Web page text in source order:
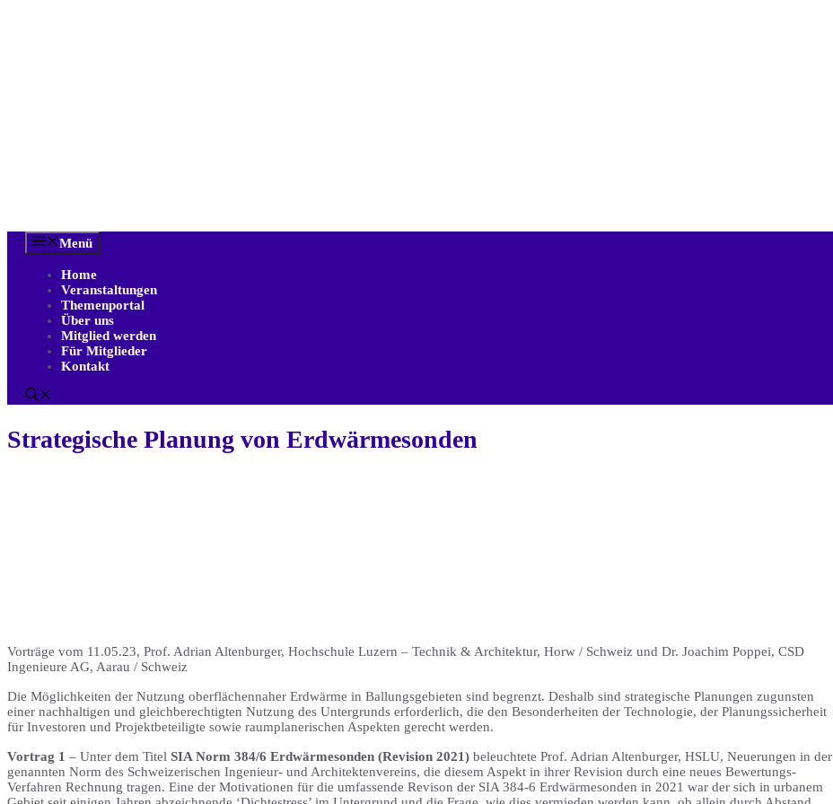
Menü
Home
Veranstaltungen
Themenportal
Über uns
Mitglied werden
Für Mitglieder
Kontakt
Strategische Planung von Erdwärmesonden
Vorträge vom 11.05.23, Prof. Adrian Altenburger, Hochschule Luzern – Technik & Architektur, Horw / Schweiz und Dr. Joachim Poppei, CSD
Ingenieure AG, Aarau / Schweiz
Die Möglichkeiten der Nutzung oberflächennaher Erdwärme in Ballungsgebieten sind begrenzt. Deshalb sind strategische Planungen zugunsten
einer nachhaltigen und gleichberechtigten Nutzung des Untergrunds erforderlich, die den Besonderheiten der Technologie, der Planungssicherheit
für Investoren und Projektbeteiligte sowie raumplanerischen Aspekten gerecht werden.
Vortrag 1 – Unter dem Titel SIA Norm 384/6 Erdwärmesonden (Revision 2021) beleuchtete Prof. Adrian Altenburger, HSLU, Neuerungen in der
genannten Norm des Schweizerischen Ingenieur- und Architektenvereins, die diesem Aspekt in ihrer Revision durch eine neues Bewertungs-
Verfahren Rechnung tragen. Eine der Motivationen für die umfassende Revison der SIA 384-6 Erdwärmesonden in 2021 war der sich in urbanem